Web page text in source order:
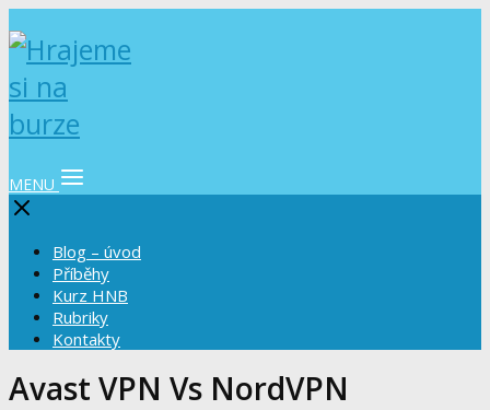
MENU
Blog – úvod
Příběhy
Kurz HNB
Rubriky
Kontakty
Avast VPN Vs NordVPN